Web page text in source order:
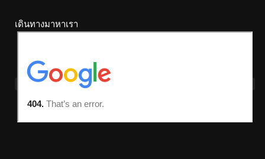
เดินทางมาหาเรา